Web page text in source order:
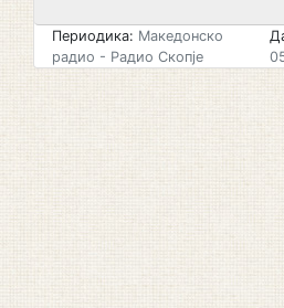
Периодика: Македонско
радио - Радио Скопје